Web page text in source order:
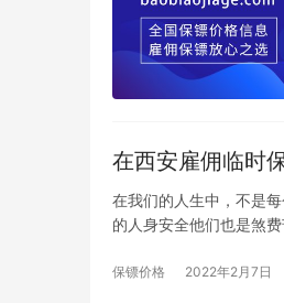
在西安雇佣临时
在我们的人生中，不是
的人身安全他们也是煞
保镖价格 2022年2月7日